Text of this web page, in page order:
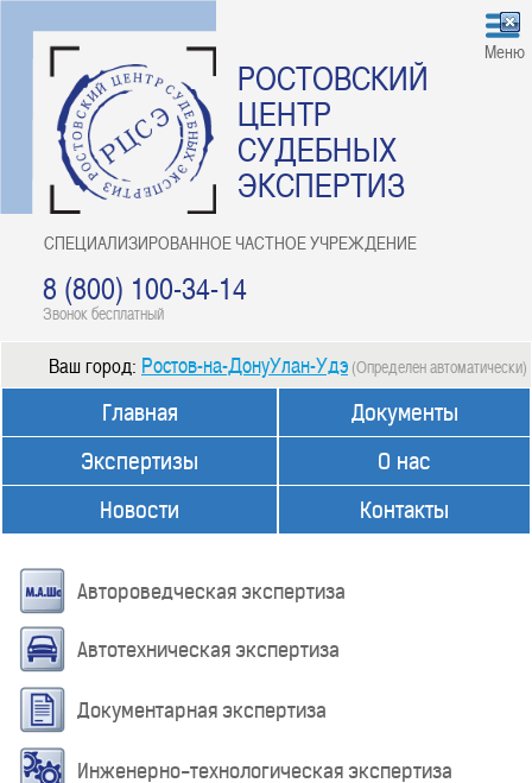
РОСТОВСКИЙ
ЦЕНТР
СУДЕБНЫХ
ЭКСПЕРТИЗ
СПЕЦИАЛИЗИРОВАННОЕ ЧАСТНОЕ УЧРЕЖДЕНИЕ
8 (800) 100-34-14
Звонок бесплатный
Меню
Ваш город: Ростов-на-ДонуУлан-Удэ (Определен автоматически)
Главная
Экспертизы
Новости
Документы
О нас
Контакты
Автороведческая экспертиза
Автотехническая экспертиза
Документарная экспертиза
Инженерно-технологическая экспертиза